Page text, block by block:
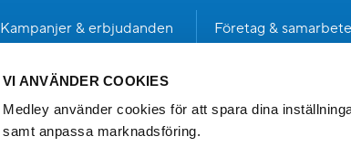
VI ANVÄNDER COOKIES
Medley använder cookies för att spara dina
samt anpassa marknadsföring.
Kampanjer & erbjudanden
Senior
Händer hos oss
Företag &
Jobba hos oss